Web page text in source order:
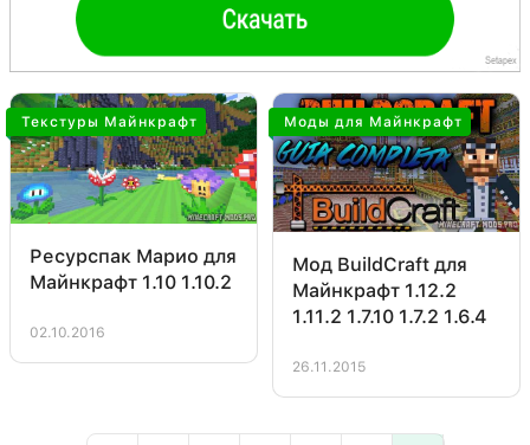
Текстуры Майнкрафт
Ресурспак Марио для
Майнкрафт 1.10 1.10.2
02.10.2016
Моды для Майнкрафт
Мод BuildCraft для
Майнкрафт 1.12.2
1.11.2 1.7.10 1.7.2 1.6.4
26.11.2015